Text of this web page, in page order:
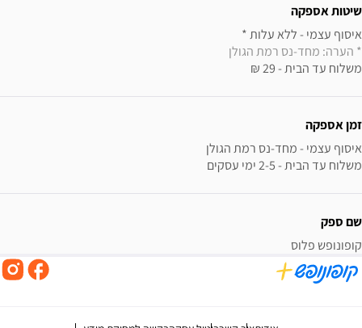
שיטות אספקה
איסוף עצמי - ללא עלות *
* הערה: מחד-נס רמת הגולן
משלוח עד הבית - 29 ₪
זמן אספקה
משלוח עד הבית - 2-5 ימי עסקים
שם ספק
קופונופש פלוס